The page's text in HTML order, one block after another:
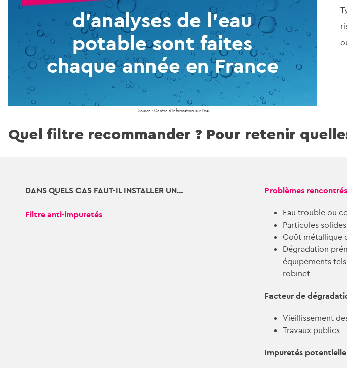
Source : Centre d’Information sur l’eau
Quel filtre recommander ? Pour retenir
DANS QUELS CAS FAUT-IL INSTALLER UN…
Filtre anti-impuretés
Problèmes
Eau trouble ou
Particules solides
Goût métallique
Dégradation
équipements
robinet
Facteur de
Vieillissement
Travaux publics
Impuretés